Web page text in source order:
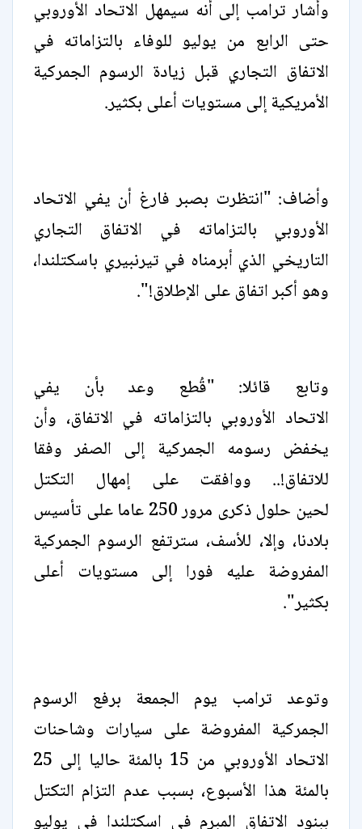
وأشار ترامب إلى أنه سيمهل الاتحاد الأوروبي
حتى الرابع من يوليو للوفاء بالتزاماته في
الاتفاق التجاري قبل زيادة الرسوم ‌الجمركية
الأمريكية إلى مستويات أعلى بكثير.
وأضاف: "انتظرت بصبر فارغ أن يفي الاتحاد
الأوروبي بالتزاماته في الاتفاق التجاري
التاريخي الذي أبرمناه في تيرنبيري باسكتلندا،
وهو أكبر اتفاق على ‌الإطلاق!".
وتابع قائلا: "قُطع وعد بأن ‌يفي
الاتحاد ⁠الأوروبي بالتزاماته في الاتفاق، وأن
يخفض رسومه الجمركية إلى الصفر وفقا
للاتفاق!.. ووافقت على إمهال التكتل
لحين ⁠حلول ذكرى ‌مرور 250 عاما على تأسيس
بلادنا، وإلا، ⁠للأسف، سترتفع الرسوم الجمركية
المفروضة عليه ⁠فورا إلى مستويات أعلى
بكثير".
وتوعد ترامب يوم الجمعة برفع الرسوم
الجمركية المفروضة ⁠على سيارات وشاحنات
الاتحاد الأوروبي من 15 بالمئة حاليا إلى 25
بالمئة هذا الأسبوع، بسبب عدم التزام التكتل
ببنود الاتفاق المبرم في اسكتلندا في يوليو